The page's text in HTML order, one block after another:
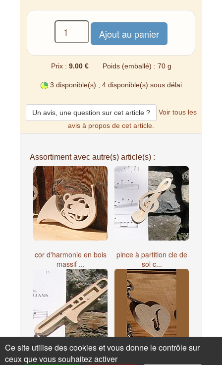
Prix : 9.00 € Poids (emballé) : 70 g
3 disponible(s) ; 4 disponible(s) sous délai
Un avis, une question sur cet article ?
Voir tous les
avis à propos de cet article.
Assortiment avec autre(s) article(s) :
cor d'harmonie en bois
massif ...
pince à partition cle de
sol c...
pince à partition
Ce site utilise des cookies et vous donne le contrôle sur
ceux que vous souhaitez activer